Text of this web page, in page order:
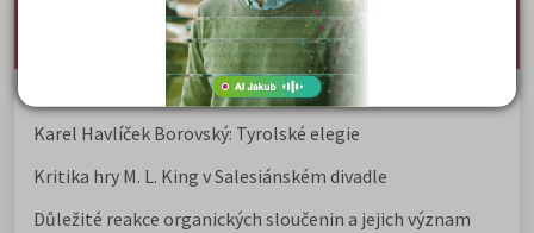
nejnovější seminárky, maturitní otázky a čtenářsky
Karel Hynek Mácha: Máj
Karel Havlíček Borovský: Tyrolské elegie
Kritika hry M. L. King v Salesiánském divadle
Důležité reakce organických sloučenin a jejich význam